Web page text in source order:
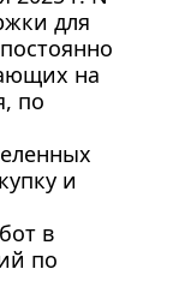
для
на
по
и
в
по